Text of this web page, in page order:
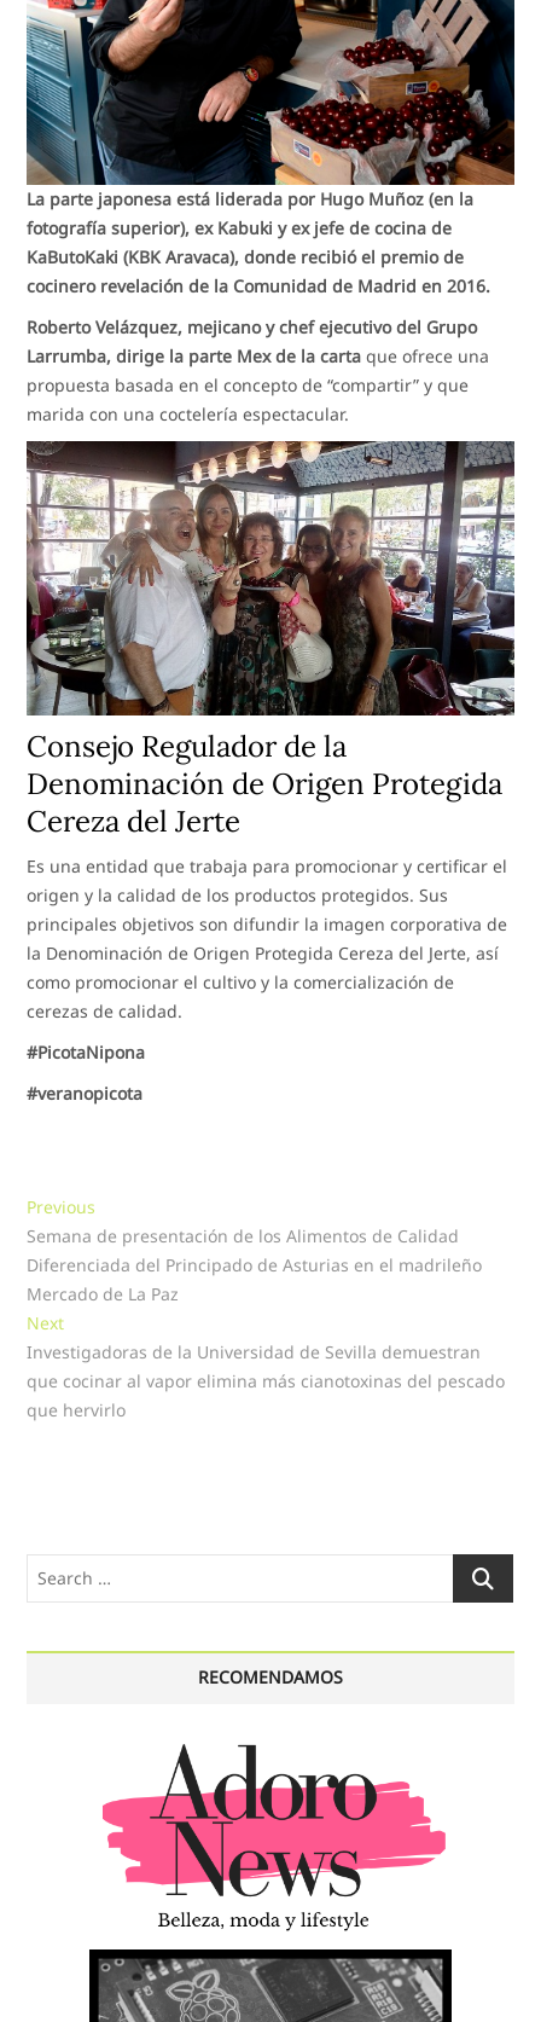
La parte japonesa está liderada por Hugo Muñoz (en la
fotografía superior), ex Kabuki y ex jefe de cocina de
KaButoKaki (KBK Aravaca), donde recibió el premio de
cocinero revelación de la Comunidad de Madrid en 2016.
Roberto Velázquez, mejicano y chef ejecutivo del Grupo
Larrumba, dirige la parte Mex de la carta que ofrece una
propuesta basada en el concepto de “compartir” y que
marida con una coctelería espectacular.
Consejo Regulador de la
Denominación de Origen Protegida
Cereza del Jerte
Es una entidad que trabaja para promocionar y certificar el
origen y la calidad de los productos protegidos. Sus
principales objetivos son difundir la imagen corporativa de
la Denominación de Origen Protegida Cereza del Jerte, así
como promocionar el cultivo y la comercialización de
cerezas de calidad.
#PicotaNipona
#veranopicota
Navegación
de
entradas
Previous
post:
Semana de presentación de los Alimentos de Calidad
Diferenciada del Principado de Asturias en el madrileño
Mercado de La Paz
NextNext
post:
Investigadoras de la Universidad de Sevilla demuestran
que cocinar al vapor elimina más cianotoxinas del pescado
que hervirlo
Search
…
RECOMENDAMOS